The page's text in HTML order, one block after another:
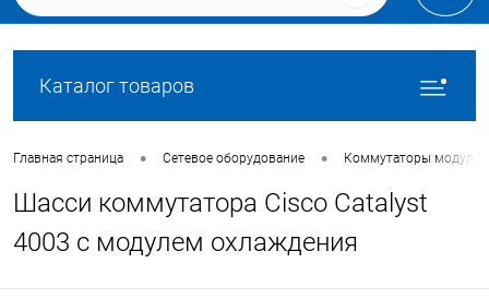
Каталог товаров
Главная страница • Сетевое оборудование • Коммутаторы
Шасси коммутатора Cisco Catalyst
4003 с модулем охлаждения